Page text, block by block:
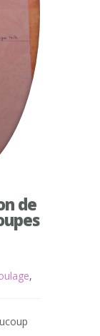
de
,